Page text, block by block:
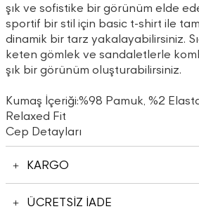
şık ve sofistike bir görünüm elde
sportif bir stil için basic t-shirt ile
dinamik bir tarz yakalayabilirsiniz.
keten gömlek ve sandaletlerle
şık bir görünüm oluşturabilirsiniz.
Kumaş İçeriği:%98 Pamuk, %2
Relaxed Fit
Cep Detayları
KARGO
ÜCRETSİZ İADE